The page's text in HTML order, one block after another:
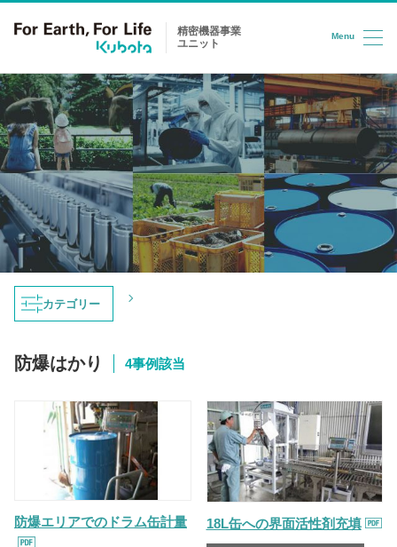
コンテンツへスキップ
精密機器事業
ユニット
Menu
トップ 導入事例
導入事例
カテゴリー
防爆はかり 4事例該当
防爆エリアでのドラム缶計量 18L缶への界面活性剤充填